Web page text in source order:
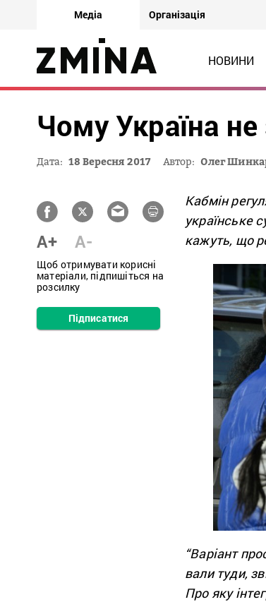
Медіа Організація
НОВИНИ
Чому Україна
Дата: 18 Вересня 2017 Автор: Олег
A+ A-
Щоб отримувати корисні
матеріали, підпишіться на
розсилку
Підписатися
Кабмін
українське
кажуть, що
“Варіант
вали туди,
Про яку